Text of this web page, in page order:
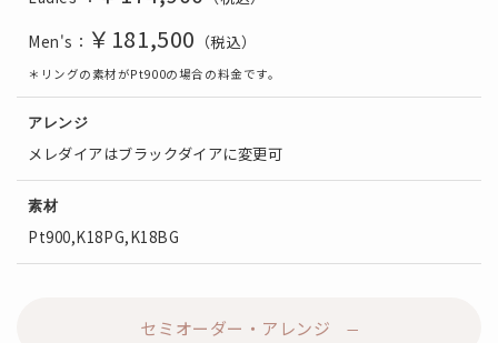
Men's： ￥181,500 （税込）
＊リングの素材がPt900の場合の料金です。
アレンジ
メレダイアはブラックダイアに変更可
素材
Pt900,K18PG,K18BG
セミオーダー・アレンジ